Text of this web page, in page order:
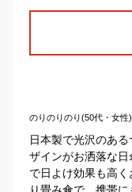
のりのりのり(50代・女性)
日本製で光沢のあ
ザインがお洒落な
で日よけ効果も高